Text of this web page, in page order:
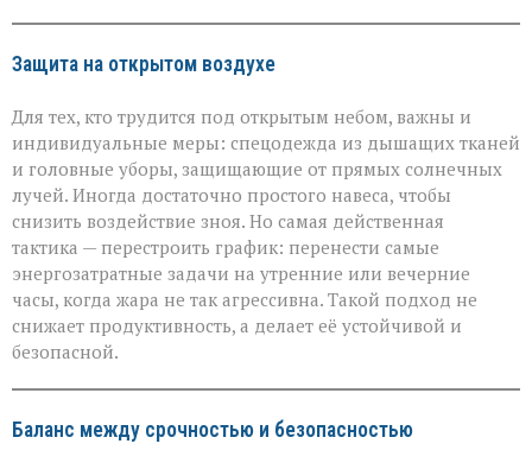
Защита на открытом воздухе
Для тех, кто трудится под открытым небом, важны и
индивидуальные меры: спецодежда из дышащих тканей
и головные уборы, защищающие от прямых солнечных
лучей. Иногда достаточно простого навеса, чтобы
снизить воздействие зноя. Но самая действенная
тактика — перестроить график: перенести самые
энергозатратные задачи на утренние или вечерние
часы, когда жара не так агрессивна. Такой подход не
снижает продуктивность, а делает её устойчивой и
безопасной.
Баланс между срочностью и безопасностью